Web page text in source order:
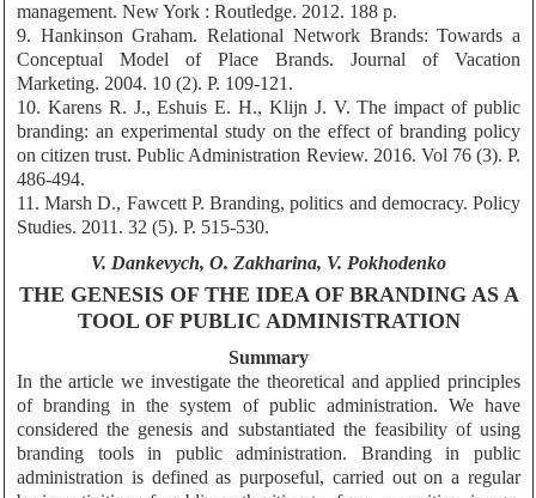
management. New York : Routledge. 2012. 188 р.
9. Hankinson Graham. Relational Network Brands: Towards a
Conceptual Model of Place Brands. Journal of Vacation
Marketing. 2004. 10 (2). Р. 109-121.
10. Karens R. J., Eshuis E. H., Klijn J. V. The impact of public
branding: an experimental study on the effect of branding policy
on citizen trust. Public Administration Review. 2016. Vol 76 (3). P.
486-494.
11. Marsh D., Fawcett P. Branding, politics and democracy. Policy
Studies. 2011. 32 (5). Р. 515-530.
V. Dankevych, O. Zakharina, V. Pokhodenko
THE GENESIS OF THE IDEA OF BRANDING AS A
TOOL OF PUBLIC ADMINISTRATION
Summary
In the article we investigate the theoretical and applied principles
of branding in the system of public administration. We have
considered the genesis and substantiated the feasibility of using
branding tools in public administration. Branding in public
administration is defined as purposeful, carried out on a regular